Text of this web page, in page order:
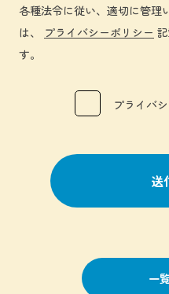
各種法令に従い、適切に管理
は、 プライバシーポリシー
す。
プライバ
一